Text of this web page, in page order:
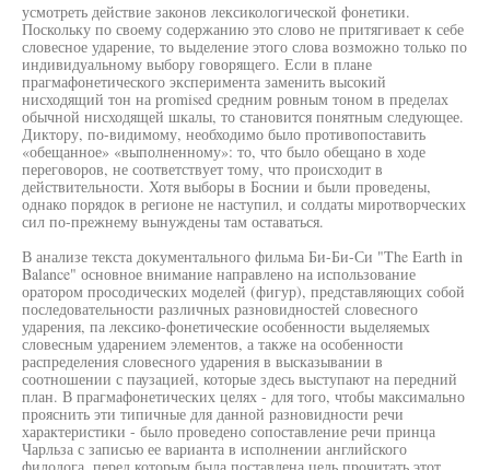
усмотреть действие законов лексикологической фонетики.
Поскольку по своему содержанию это слово не притягивает к себе
словесное ударение, то выделение этого слова возможно только по
индивидуальному выбору говорящего. Если в плане
прагмафонетического эксперимента заменить высокий
нисходящий тон на promised средним ровным тоном в пределах
обычной нисходящей шкалы, то становится понятным следующее.
Диктору, по-видимому, необходимо было противопоставить
«обещанное» «выполненному»: то, что было обещано в ходе
переговоров, не соответствует тому, что происходит в
действительности. Хотя выборы в Боснии и были проведены,
однако порядок в регионе не наступил, и солдаты миротворческих
сил по-прежнему вынуждены там оставаться.
В анализе текста документального фильма Би-Би-Си "The Earth in
Balance" основное внимание направлено на использование
оратором просодических моделей (фигур), представляющих собой
последовательности различных разновидностей словесного
ударения, па лексико-фонетические особенности выделяемых
словесным ударением элементов, а также на особенности
распределения словесного ударения в высказывании в
соотношении с паузацией, которые здесь выступают на передний
план. В прагмафонетических целях - для того, чтобы максимально
прояснить эти типичные для данной разновидности речи
характеристики - было проведено сопоставление речи принца
Чарльза с записью ее варианта в исполнении английского